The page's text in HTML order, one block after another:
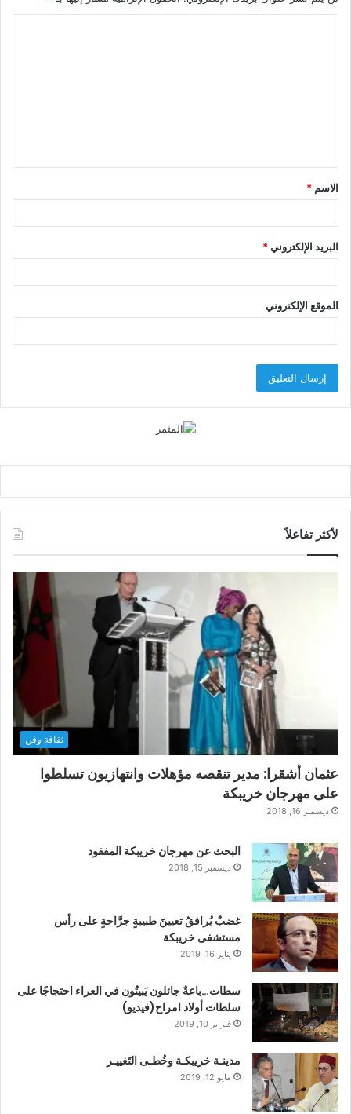
ق
*
الاسم *
البريد الإلكتروني*
الموقع الإلكتروني
لأكثر تفاعلاً
ثقافة وفن
عثمان أشقرا: مدير تنقصه مؤهلات وانتهازيون تسلطوا
على مهرجان خريبكة
ديسمبر 16, 2018
البحث عن مهرجان خريبكة المفقود
ديسمبر 15, 2018
غضبٌ يُرافقُ تعيينَ طبيبةٍ جرَّاحةٍ على رأس
مستشفى خريبكة
يناير 16, 2019
سطات…باعةٌ جائلون يَبيتُون في العراء احتجاجًا على
سلطات أولاد امراح(فيديو)
فبراير 10, 2019
مدينـة خريبكـة وخُطـى التَغييـر
مايو 12, 2019